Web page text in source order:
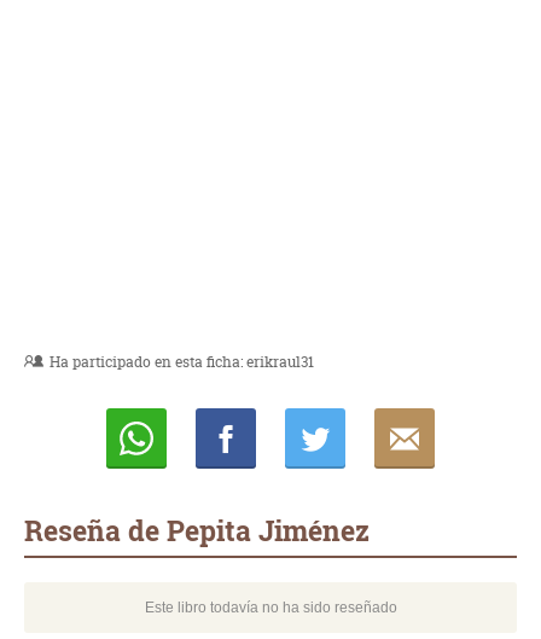
Ha participado en esta ficha:erikraul31
Reseña de Pepita Jiménez
Este libro todavía no ha sido reseñado